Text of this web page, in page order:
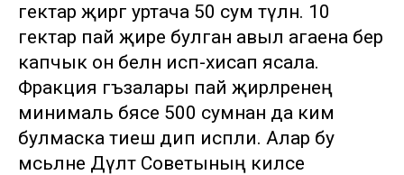
гектар җиргә уртача 50 сум түләнә. 10
гектар пай җире булган авыл агаена бер
капчык он белән исәп-хисап ясала.
Фракция әгъзалары пай җирләренең
минималь бәясе 500 сумнан да ким
булмаска тиеш дип исәпли. Алар бу
мәсьәләне Дәүләт Советының киләсе